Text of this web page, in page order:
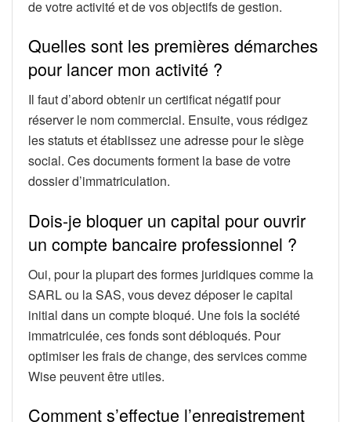
de votre activité et de vos objectifs de gestion.
Quelles sont les premières démarches
pour lancer mon activité ?
Il faut d’abord obtenir un certificat négatif pour
réserver le nom commercial. Ensuite, vous rédigez
les statuts et établissez une adresse pour le siège
social. Ces documents forment la base de votre
dossier d’immatriculation.
Dois-je bloquer un capital pour ouvrir
un compte bancaire professionnel ?
Oui, pour la plupart des formes juridiques comme la
SARL ou la SAS, vous devez déposer le capital
initial dans un compte bloqué. Une fois la société
immatriculée, ces fonds sont débloqués. Pour
optimiser les frais de change, des services comme
Wise peuvent être utiles.
Comment s’effectue l’enregistrement